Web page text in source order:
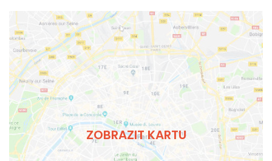
ZOBRAZIT KARTU